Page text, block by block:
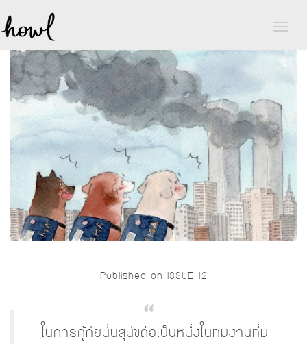
Published on ISSUE 12
ในการกู้ภัยนั้นสุนัขถือเป็นหนึ่งในทีมงานที่มี